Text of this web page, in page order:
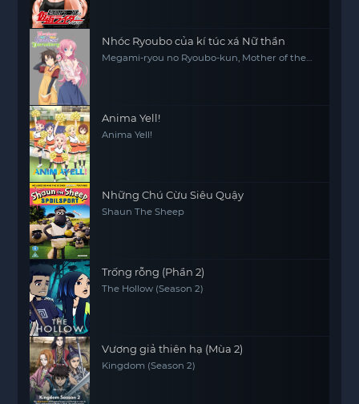
Nhóc Ryoubo của kí túc xá Nữ thần
Megami-ryou no Ryoubo-kun, Mother of the
Anima Yell!
Anima Yell!
Những Chú Cừu Siêu Quậy
Shaun The Sheep
Trống rỗng (Phần 2)
The Hollow (Season 2)
Vương giả thiên hạ (Mùa 2)
Kingdom (Season 2)